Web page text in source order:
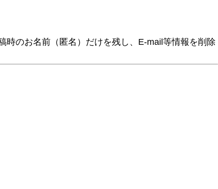
時のお名前（匿名）だけを残し、E-mail等情報を削除